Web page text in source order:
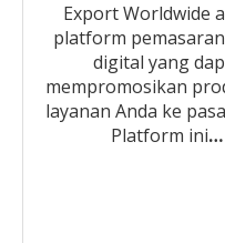
Export Worldwide
platform
digital yang
mempromosikan
layanan Anda ke
Platform ini…